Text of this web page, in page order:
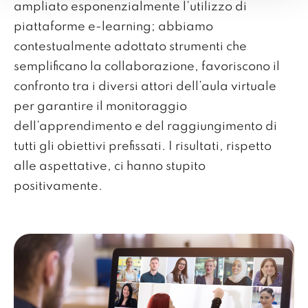
ampliato esponenzialmente l’utilizzo di
piattaforme e-learning; abbiamo
contestualmente adottato strumenti che
semplificano la collaborazione, favoriscono il
confronto tra i diversi attori dell’aula virtuale
per garantire il monitoraggio
dell’apprendimento e del raggiungimento di
tutti gli obiettivi prefissati. I risultati, rispetto
alle aspettative, ci hanno stupito
positivamente.